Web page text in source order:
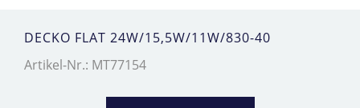
DECKO FLAT 24W/15,5W/11W/830-40
Artikel-Nr.: MT77154